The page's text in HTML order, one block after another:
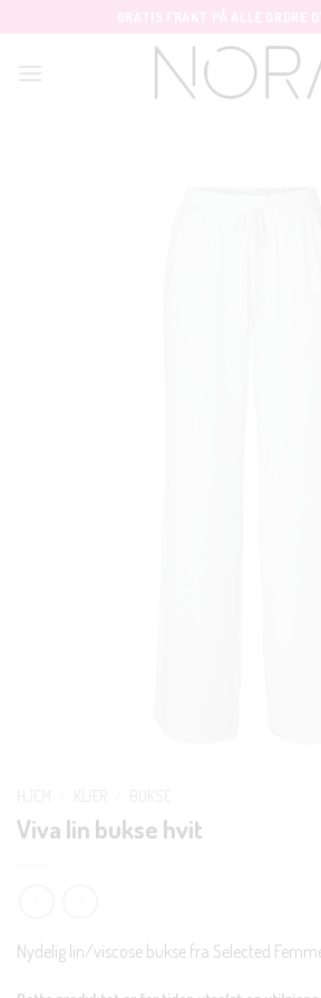
Viva lin bukse hvit
Nydelig lin/viscose bukse fra Selected